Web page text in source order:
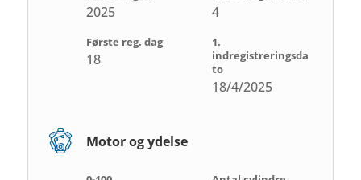
2025 4
Første reg. dag
18
1.
indregistreringsda
to
18/4/2025
Motor og ydelse